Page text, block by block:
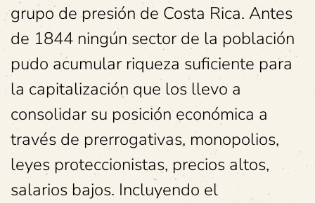
grupo de presión de Costa Rica. Antes
de 1844 ningún sector de la población
pudo acumular riqueza suficiente para
la capitalización que los llevo a
consolidar su posición económica a
través de prerrogativas, monopolios,
leyes proteccionistas, precios altos,
salarios bajos. Incluyendo el